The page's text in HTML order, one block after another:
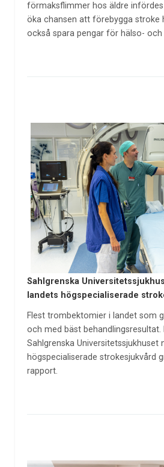
förmaksflimmer hos äldre
öka chansen att förebygga stroke
också spara pengar för hälso- och
Sahlgrenska
landets högspecialiserade
Flest trombektomier i landet som
och med bäst
Sahlgrenska Universitetssjukhuset
högspecialiserade strokesjukvård
rapport.